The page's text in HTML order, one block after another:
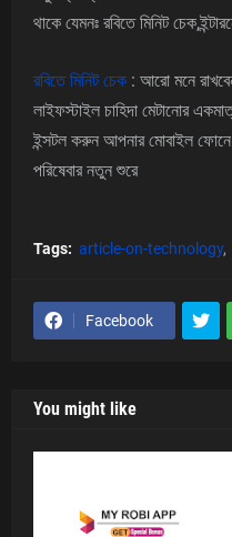
থাকে যেমনঃ রবিতে মিনিট
রবিতে মিনিট চেক : আরো মনে
লাইফস্টাইল চাহিদা মেটানোর
ইন্সটল করুন আপনার মোবাইল
পরিষেবার নতুন শুরে
Tags: article-on-technology
Facebook
You might like